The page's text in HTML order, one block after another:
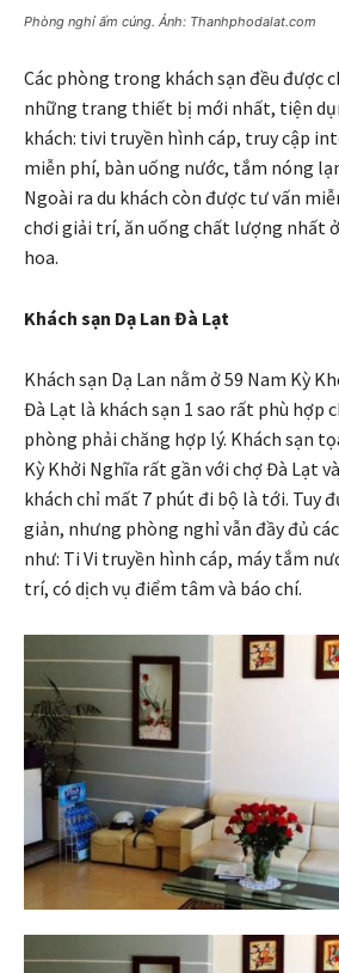
Phòng nghỉ ấm cúng. Ảnh: Thanhphodalat.com
Các phòng trong khách sạn đều được
những trang thiết bị mới nhất, tiện
khách: tivi truyền hình cáp, truy cập
miễn phí, bàn uống nước, tắm nóng
Ngoài ra du khách còn được tư vấn
chơi giải trí, ăn uống chất lượng nhất
hoa.
Khách sạn Dạ Lan Đà Lạt
Khách sạn Dạ Lan nằm ở 59 Nam Kỳ
Đà Lạt là khách sạn 1 sao rất phù hợp
phòng phải chăng hợp lý. Khách sạn
Kỳ Khởi Nghĩa rất gần với chợ Đà Lạt
khách chỉ mất 7 phút đi bộ là tới. Tuy
giản, nhưng phòng nghỉ vẫn đầy đủ
như: Ti Vi truyền hình cáp, máy tắm
trí, có dịch vụ điểm tâm và báo chí.